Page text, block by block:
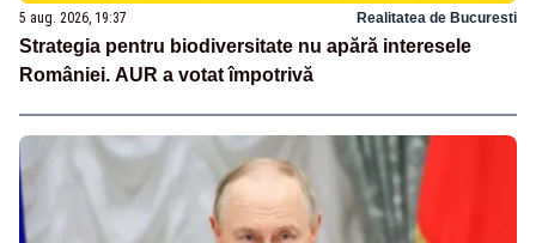
5 aug. 2026, 19:37 Realitatea de Bucuresti
Strategia pentru biodiversitate nu apără interesele
României. AUR a votat împotrivă